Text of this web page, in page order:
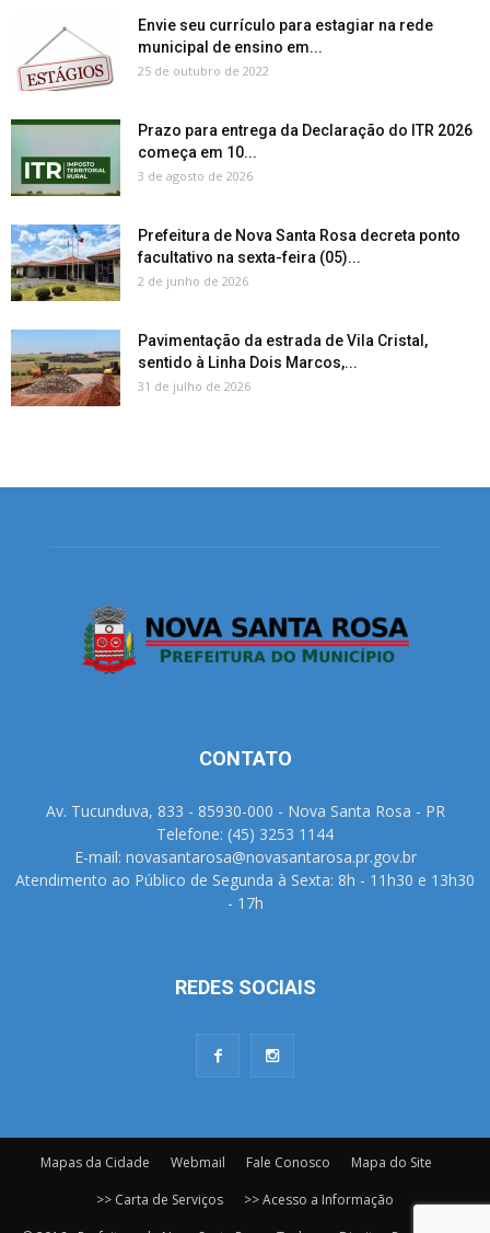
Envie seu currículo para estagiar na rede
municipal de ensino em...
25 de outubro de 2022
Prazo para entrega da Declaração do ITR 2026
começa em 10...
3 de agosto de 2026
Prefeitura de Nova Santa Rosa decreta ponto
facultativo na sexta-feira (05)...
2 de junho de 2026
Pavimentação da estrada de Vila Cristal,
sentido à Linha Dois Marcos,...
31 de julho de 2026
CONTATO
Av. Tucunduva, 833 - 85930-000 - Nova Santa Rosa - PR
Telefone: (45) 3253 1144
E-mail: novasantarosa@novasantarosa.pr.gov.br
Atendimento ao Público de Segunda à Sexta: 8h - 11h30 e 13h30
- 17h
REDES SOCIAIS
Mapas da Cidade Webmail Fale Conosco
Mapa do Site
>> Carta de Serviços
>> Acesso a Informação